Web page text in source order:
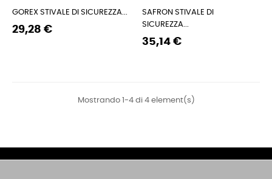
GOREX STIVALE DI SICUREZZA...
Prezzo
Prezzo
29,28 €
SAFRON STIVALE DI
SICUREZZA...
Prezzo
Prezzo
35,14 €
Mostrando 1-4 di 4 element(s)